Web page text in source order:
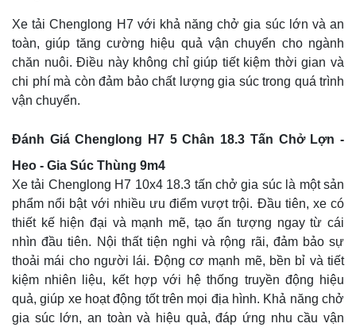
Xe tải Chenglong H7 với khả năng chở gia súc lớn và an
toàn, giúp tăng cường hiệu quả vận chuyển cho ngành
chăn nuôi. Điều này không chỉ giúp tiết kiệm thời gian và
chi phí mà còn đảm bảo chất lượng gia súc trong quá trình
vận chuyển.
Đánh Giá Chenglong H7 5 Chân 18.3 Tấn Chở Lợn -
Heo - Gia Súc Thùng 9m4
Xe tải Chenglong H7 10x4 18.3 tấn chở gia súc là một sản
phẩm nổi bật với nhiều ưu điểm vượt trội. Đầu tiên, xe có
thiết kế hiện đại và mạnh mẽ, tạo ấn tượng ngay từ cái
nhìn đầu tiên. Nội thất tiện nghi và rộng rãi, đảm bảo sự
thoải mái cho người lái. Động cơ mạnh mẽ, bền bỉ và tiết
kiệm nhiên liệu, kết hợp với hệ thống truyền động hiệu
quả, giúp xe hoạt động tốt trên mọi địa hình. Khả năng chở
gia súc lớn, an toàn và hiệu quả, đáp ứng nhu cầu vận